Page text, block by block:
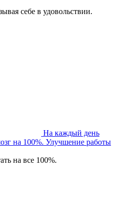
себе в удовольствии.
На каждый день
на 100%. Улучшение работы
на все 100%.